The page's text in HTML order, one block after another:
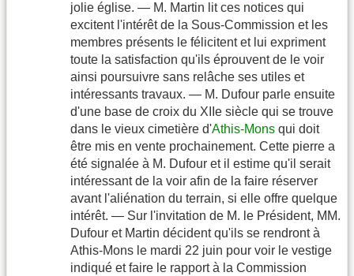
jolie église. — M. Martin lit ces notices qui
excitent l'intérêt de la Sous-Commission et les
membres présents le félicitent et lui expriment
toute la satisfaction qu'ils éprouvent de le voir
ainsi poursuivre sans relâche ses utiles et
intéressants travaux. — M. Dufour parle ensuite
d'une base de croix du XIIe siècle qui se trouve
dans le vieux cimetière d'Athis-Mons qui doit
être mis en vente prochainement. Cette pierre a
été signalée à M. Dufour et il estime qu'il serait
intéressant de la voir afin de la faire réserver
avant l'aliénation du terrain, si elle offre quelque
intérêt. — Sur l'invitation de M. le Président, MM.
Dufour et Martin décident qu'ils se rendront à
Athis-Mons le mardi 22 juin pour voir le vestige
indiqué et faire le rapport à la Commission